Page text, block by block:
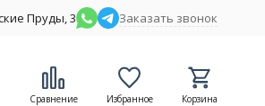
Пруды, 3 Заказать звонок
Сравнение Избранное Корзина